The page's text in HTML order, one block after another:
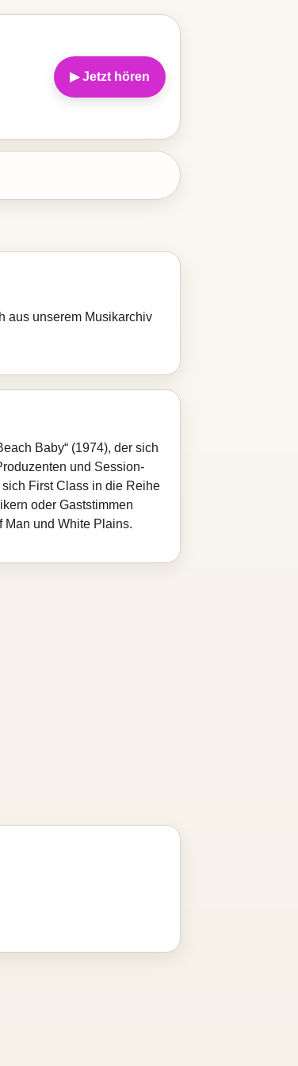
▶ Jetzt hören
aus unserem Musikarchiv
Baby“ (1974), der sich
und Session-
First Class in die Reihe
oder Gaststimmen
Man und White Plains.